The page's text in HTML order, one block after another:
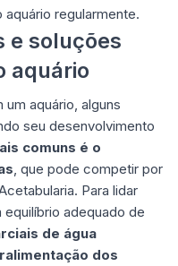
regularmente.
e soluções
aquário
aquário, alguns
seu desenvolvimento
comuns é o
, que pode competir por
Para lidar
adequado de
de água
dos